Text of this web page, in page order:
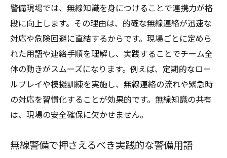
警備現場では、無線知識を身につけることで連携力が格
段に向上します。その理由は、的確な無線連絡が迅速な
対応や危険回避に直結するからです。現場ごとに定めら
れた用語や連絡手順を理解し、実践することでチーム全
体の動きがスムーズになります。例えば、定期的なロー
ルプレイや模擬訓練を実施し、無線連絡の流れや緊急時
の対応を習慣化することが効果的です。無線知識の共有
は、現場の安全確保に欠かせません。
無線警備で押さえるべき実践的な警備用語